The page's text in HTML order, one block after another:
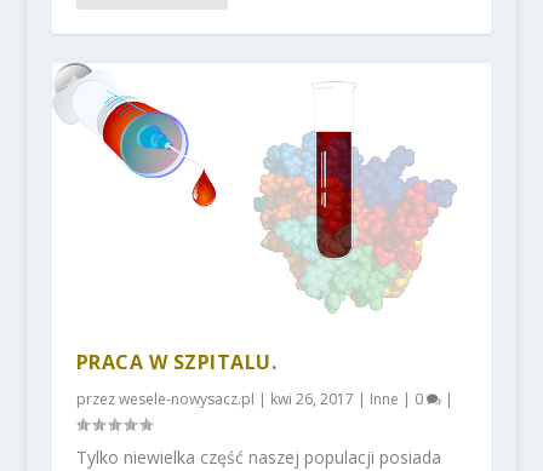
PRACA W SZPITALU.
przezwesele-nowysacz.pl | kwi 26, 2017 | Inne | 0 |
Tylko niewielka część naszej populacji posiada